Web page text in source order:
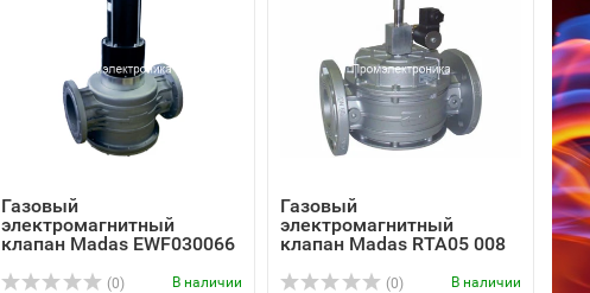
Газовый
электромагнитный
клапан Madas EWF030066
(0) В наличии
Газовый
электромагнитный
клапан Madas RTA05 008
(0) В наличии